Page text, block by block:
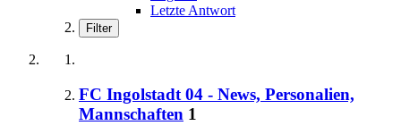
Letzte Antwort
Filter
FC Ingolstadt 04 - News, Personalien,
Mannschaften 1